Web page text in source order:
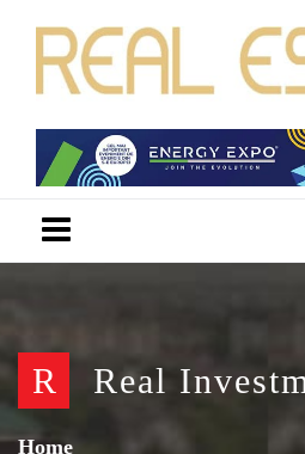
R Real
Home